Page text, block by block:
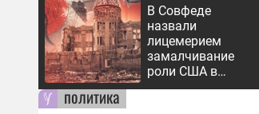
В Совфеде
назвали
лицемерием
замалчивание
роли США в
бомбардировке
политика